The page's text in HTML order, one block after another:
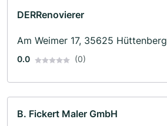
DERRenovierer
Am Weimer 17, 35625 Hüttenberg
0.0 (0)
B. Fickert Maler GmbH